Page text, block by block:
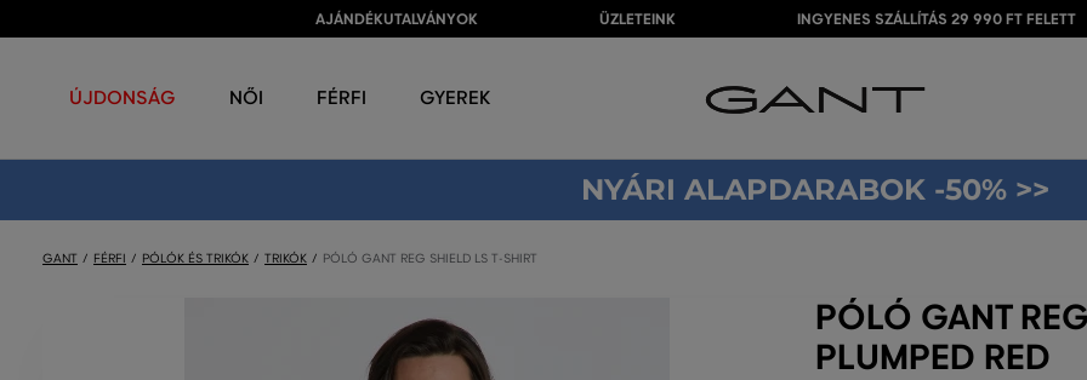
AJÁNDÉKUTALVÁNYOK ÜZLETEINK INGYENES SZÁLLÍTÁS 29 990 FT FELETT
ÚJDONSÁG NŐI FÉRFI GYEREK
NYÁRI ALAPDARABOK -50% >>
GANT FÉRFI PÓLÓK ÉS TRIKÓK TRIKÓK PÓLÓ GANT REG SHIELD LS T-SHIRT
PÓLÓ GANT
PLUMPED RED